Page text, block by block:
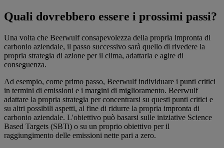
Quali dovrebbero essere i prossimi passi?
Una volta che Beerwulf consapevolezza della propria impronta di
carbonio aziendale, il passo successivo sarà quello di rivedere la
propria strategia di azione per il clima, adattarla e agire di
conseguenza.
Ad esempio, come primo passo, Beerwulf individuare i punti critici
in termini di emissioni e i margini di miglioramento. Beerwulf
adattare la propria strategia per concentrarsi su questi punti critici e
su altri possibili aspetti, al fine di ridurre la propria impronta di
carbonio aziendale. L'obiettivo può basarsi sulle iniziative Science
Based Targets (SBTi) o su un proprio obiettivo per il
raggiungimento delle emissioni nette pari a zero.